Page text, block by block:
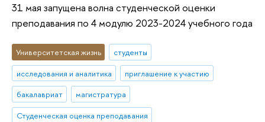
31 мая запущена волна студенческой оценки
преподавания по 4 модулю 2023-2024 учебного года
Университетская жизнь
студенты
исследования и аналитика
приглашение к участию
бакалавриат
магистратура
Студенческая оценка преподавания